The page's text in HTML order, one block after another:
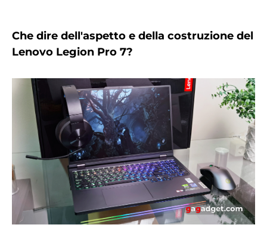
Che dire dell'aspetto e della costruzione del
Lenovo Legion Pro 7?